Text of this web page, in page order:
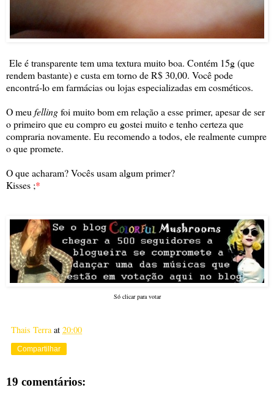
Ele é transparente tem uma textura muito boa. Contém 15g (que
rendem bastante) e custa em torno de R$ 30,00. Você pode
encontrá-lo em farmácias ou lojas especializadas em cosméticos.
O meufellingfoi muito bom em relação a esse primer, apesar de ser
o primeiro que eu compro eu gostei muito e tenho certeza que
compraria novamente. Eu recomendo a todos, ele realmente cumpre
o que promete.
O que acharam? Vocês usam algum primer?
Kisses ;*
Só clicar para votar
Thais Terra at 20:00
Compartilhar
19 comentários: